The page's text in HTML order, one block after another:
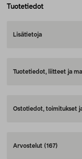
Tuotetiedot
Lisätietoja
Tuotetiedot, liitteet ja
Ostotiedot, toimitukset
Arvostelut (167)